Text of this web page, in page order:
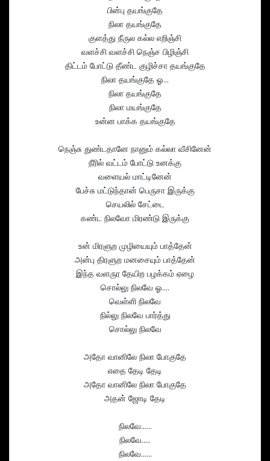
பின்பு தயங்குதே
நிலா தயங்குதே
குளத்து நீருல கல்ல எறிஞ்சி
வளச்சி வளச்சி நெஞ்ச பிழிஞ்சி
திட்டம் போட்டு தீண்ட குழிச்சா தயங்குதே
நிலா தயங்குதே ஓ...
நிலா தயங்குதே
நிலா மயங்குதே
உன்ன பாக்க தயங்குதே
நெஞ்சு துண்டதானே நானும் கல்லா வீசினேன்
நீரில் வட்டம் போட்டு உனக்கு
வளையல் மாட்டினேன்
பேச்சு மட்டுந்தான் பெருசா இருக்கு
செயலில் சேட்டை
கண்ட நிலவோ மிரண்டு இருக்கு
உன் மிரளுற முழியையும் பாத்தேன்
அன்பு திரளுற மனசையும் பாத்தேன்
இந்த வளருர தேயிற பழக்கம் ஏழை
சொல்லு நிலவே ஓ....
வெள்ளி நிலவே
நில்லு நிலவே பார்த்து
சொல்லு நிலவே
அதோ வானிலே நிலா போகுதே
எதை தேடி தேடி
அதோ வானிலே நிலா போகுதே
அதன் ஜோடி தேடி
நிலவே......
நிலவே.....
நிலவே......